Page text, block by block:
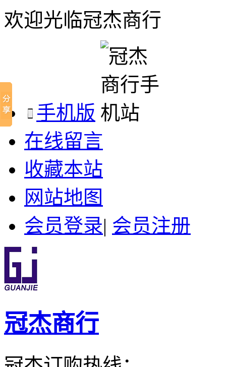
欢迎光临冠杰商行
手机版
在线留言
收藏本站
网站地图
会员登录| 会员注册
冠杰商行